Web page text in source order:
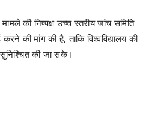
सुनिश्चित की जा सके।